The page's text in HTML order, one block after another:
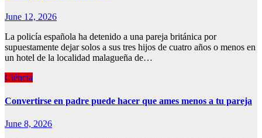
June 12, 2026
La policía española ha detenido a una pareja británica por
supuestamente dejar solos a sus tres hijos de cuatro años o menos en
un hotel de la localidad malagueña de…
Ciéncia
Convertirse en padre puede hacer que ames menos a tu pareja
June 8, 2026